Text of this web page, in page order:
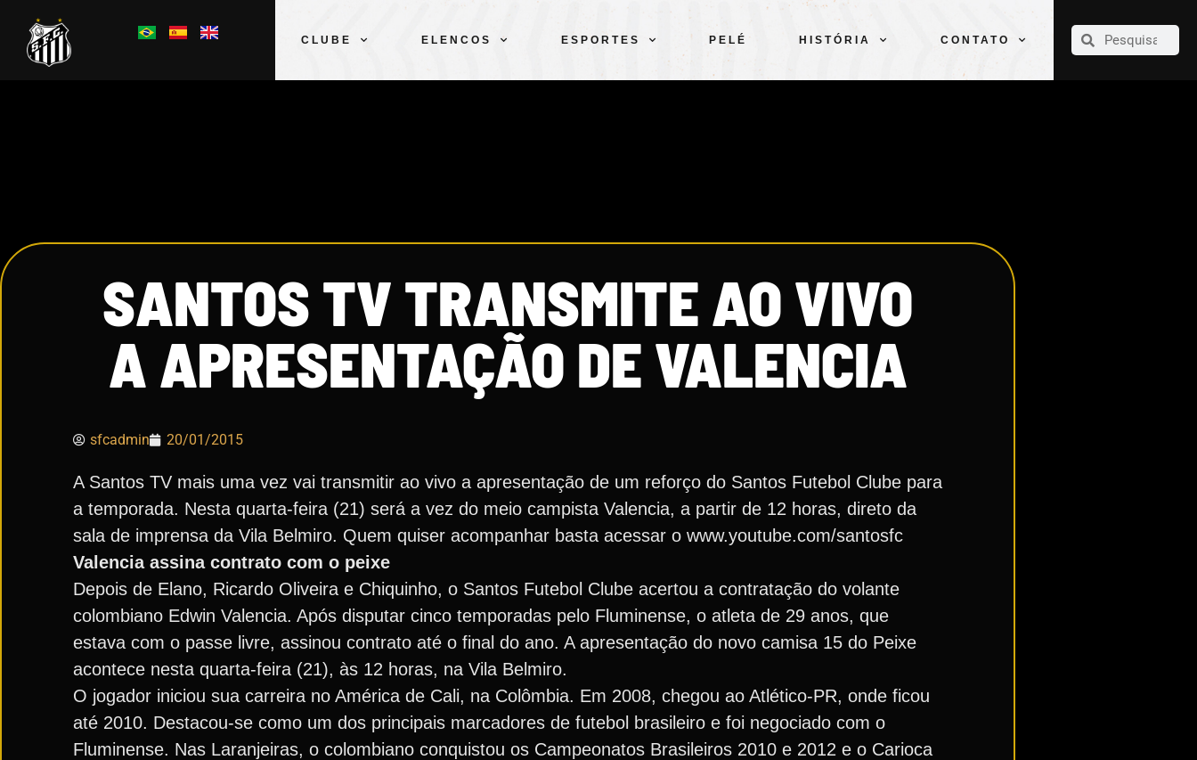
CLUBE ELENCOS ESPORTES PELÉ HISTÓRIA CONTATO
CLUBE
SANTOS TV TRANSMITE AO VIVO
A APRESENTAÇÃO DE VALENCIA
sfcadmin 20/01/2015
A Santos TV mais uma vez vai transmitir ao vivo a apresentação de um reforço do Santos Futebol Clube para
a temporada. Nesta quarta-feira (21) será a vez do meio campista Valencia, a partir de 12 horas, direto da
sala de imprensa da Vila Belmiro. Quem quiser acompanhar basta acessar o www.youtube.com/santosfc
Valencia assina contrato com o peixe
Depois de Elano, Ricardo Oliveira e Chiquinho, o Santos Futebol Clube acertou a contratação do volante
colombiano Edwin Valencia. Após disputar cinco temporadas pelo Fluminense, o atleta de 29 anos, que
estava com o passe livre, assinou contrato até o final do ano. A apresentação do novo camisa 15 do Peixe
acontece nesta quarta-feira (21), às 12 horas, na Vila Belmiro.
O jogador iniciou sua carreira no América de Cali, na Colômbia. Em 2008, chegou ao Atlético-PR, onde ficou
até 2010. Destacou-se como um dos principais marcadores de futebol brasileiro e foi negociado com o
Fluminense. Nas Laranjeiras, o colombiano conquistou os Campeonatos Brasileiros 2010 e 2012 e o Carioca